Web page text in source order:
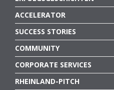
ACCELERATOR
SUCCESS STORIES
COMMUNITY
CORPORATE SERVICES
RHEINLAND-PITCH